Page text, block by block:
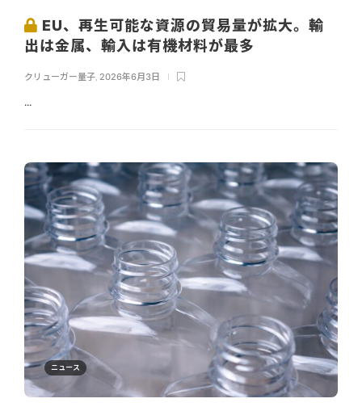
EU、再生可能な資源の貿易量が拡大。輸
出は金属、輸入は有機材料が最多
クリューガー量子, 2026年6月3日
...
ニュース